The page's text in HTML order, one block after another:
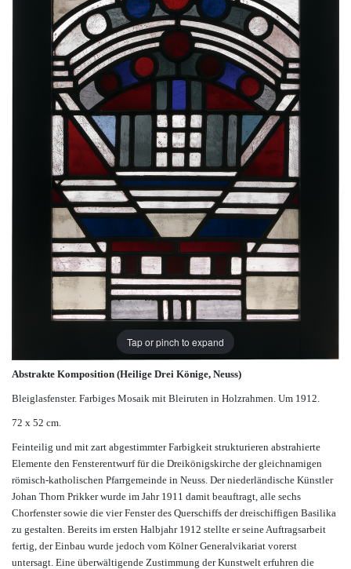
Tap or pinch to expand
Abstrakte Komposition (Heilige Drei Könige, Neuss)
Bleiglasfenster. Farbiges Mosaik mit Bleiruten in Holzrahmen. Um 1912.
72 x 52 cm.
Feinteilig und mit zart abgestimmter Farbigkeit strukturieren abstrahierte
Elemente den Fensterentwurf für die Dreikönigskirche der gleichnamigen
römisch-katholischen Pfarrgemeinde in Neuss. Der niederländische Künstler
Johan Thorn Prikker wurde im Jahr 1911 damit beauftragt, alle sechs
Chorfenster sowie die vier Fenster des Querschiffs der dreischiffigen Basilika
zu gestalten. Bereits im ersten Halbjahr 1912 stellte er seine Auftragsarbeit
fertig, der Einbau wurde jedoch vom Kölner Generalvikariat vorerst
untersagt. Eine überwältigende Zustimmung der Kunstwelt erfuhren die